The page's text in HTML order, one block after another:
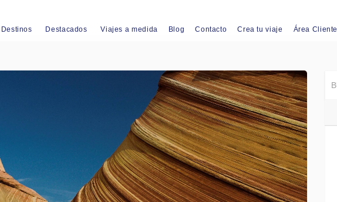
Destinos Destacados Viajes a medida Blog Contacto Crea tu viaje Área Cliente